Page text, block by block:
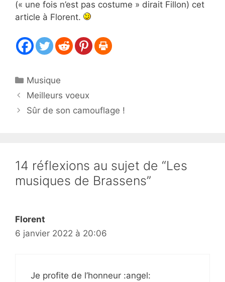
(« une fois n’est pas costume » dirait Fillon) cet
article à Florent.
Catégories
Musique
Meilleurs voeux
Sûr de son camouflage !
14 réflexions au sujet de “Les
musiques de Brassens”
Florent
6 janvier 2022 à 20:06
Je profite de l’honneur :angel: